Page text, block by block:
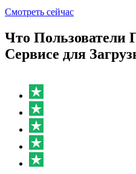
Смотреть сейчас
Что Пользователи
Сервисе для